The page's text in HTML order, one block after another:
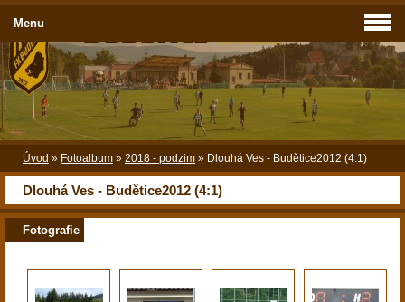
Úvod » Fotoalbum » 2018 - podzim » Dlouhá Ves - Budětice2012 (4:1)
Dlouhá Ves - Budětice2012 (4:1)
Fotografie
Menu